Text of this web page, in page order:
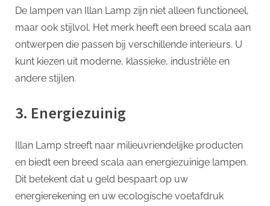
De lampen van Illan Lamp zijn niet alleen functioneel,
maar ook stijlvol. Het merk heeft een breed scala aan
ontwerpen die passen bij verschillende interieurs. U
kunt kiezen uit moderne, klassieke, industriële en
andere stijlen.
3. Energiezuinig
Illan Lamp streeft naar milieuvriendelijke producten
en biedt een breed scala aan energiezuinige lampen.
Dit betekent dat u geld bespaart op uw
energierekening en uw ecologische voetafdruk